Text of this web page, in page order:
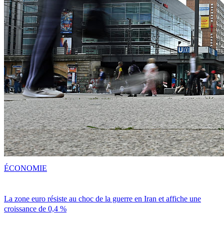
La zone euro résiste au choc de la guerre en Iran et affiche une
croissance de 0,4 %
ÉCONOMIE